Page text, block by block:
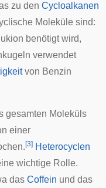
zu den Cycloalkanen
Moleküle sind:
benötigt wird,
verwendet
von Benzin
gesamten Moleküls
einer
[3] Heterocyclen
wichtige Rolle.
das Coffein und das